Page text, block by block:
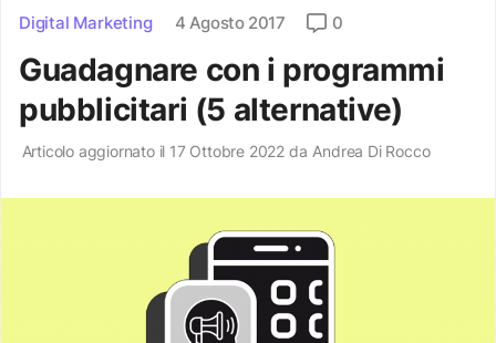
Digital Marketing 4 Agosto 2017 0
Guadagnare con i programmi
pubblicitari (5 alternative)
Articolo aggiornato il 17 Ottobre 2022 da Andrea Di Rocco